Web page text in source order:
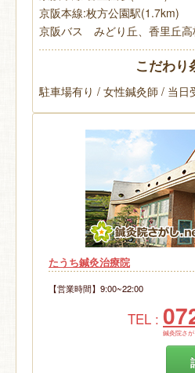
京阪本線:枚方公園駅(1.7km)
京阪バス みどり丘、香里丘高
こだわり
駐車場有り / 女性鍼灸師 / 当日
たうち鍼灸治療院
【営業時間】9:00~22:00
TEL :
鍼灸院さ